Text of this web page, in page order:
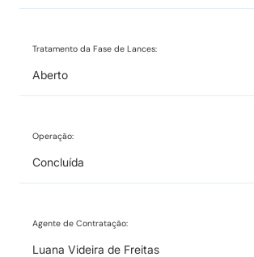
Tratamento da Fase de Lances:
Aberto
Operação:
Concluída
Agente de Contratação:
Luana Videira de Freitas